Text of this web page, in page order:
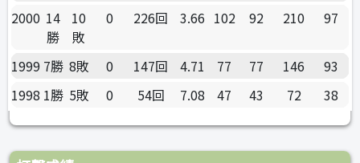
2000 14
勝
10
敗
0 226回 3.66 102 92 210 97
1999 7勝 8敗 0 147回 4.71 77 77 146
93
1998 1勝 5敗 0 54回 7.08 47 43 72 38